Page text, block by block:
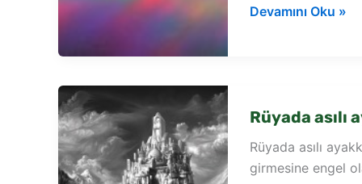
Rüyada
Devamını Oku »
Rüyada asılı
Rüyada asılı
girmesine engel